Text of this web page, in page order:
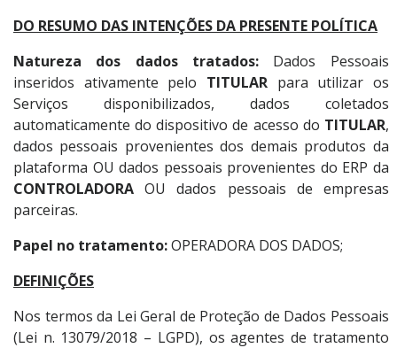
DO RESUMO DAS INTENÇÕES DA PRESENTE POLÍTICA
Natureza dos dados tratados: Dados Pessoais
inseridos ativamente pelo TITULARpara utilizar os
Serviços disponibilizados, dados coletados
automaticamente do dispositivo de acesso do TITULAR,
dados pessoais provenientes dos demais produtos da
plataforma OU dados pessoais provenientes do ERP da
CONTROLADORA OU dados pessoais de empresas
parceiras.
Papel no tratamento:OPERADORA DOS DADOS;
DEFINIÇÕES
Nos termos da Lei Geral de Proteção de Dados Pessoais
(Lei n. 13079/2018 – LGPD), os agentes de tratamento